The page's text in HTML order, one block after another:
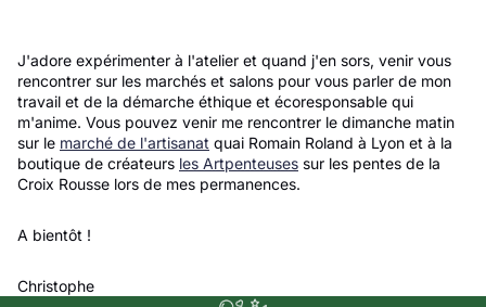
J'adore expérimenter à l'atelier et quand j'en sors, venir vous
rencontrer sur les marchés et salons pour vous parler de mon
travail et de la démarche éthique et écoresponsable qui
m'anime. Vous pouvez venir me rencontrer le dimanche matin
sur le marché de l'artisanat quai Romain Roland à Lyon et à la
boutique de créateurs les Artpenteuses sur les pentes de la
Croix Rousse lors de mes permanences.
A bientôt !
Christophe